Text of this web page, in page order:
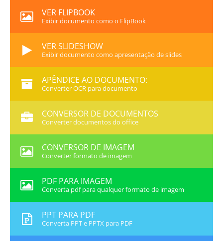
VER FLIPBOOK
Exibir documento como o FlipBook
VER SLIDESHOW
Exibir documento como apresentação de slides
APÊNDICE AO DOCUMENTO:
Converter OCR para documento
CONVERSOR DE DOCUMENTOS
Converter documentos do office
CONVERSOR DE IMAGEM
Converter formato de imagem
PDF PARA IMAGEM
Converta pdf para qualquer formato de imagem
PPT PARA PDF
Converta PPT e PPTX para PDF